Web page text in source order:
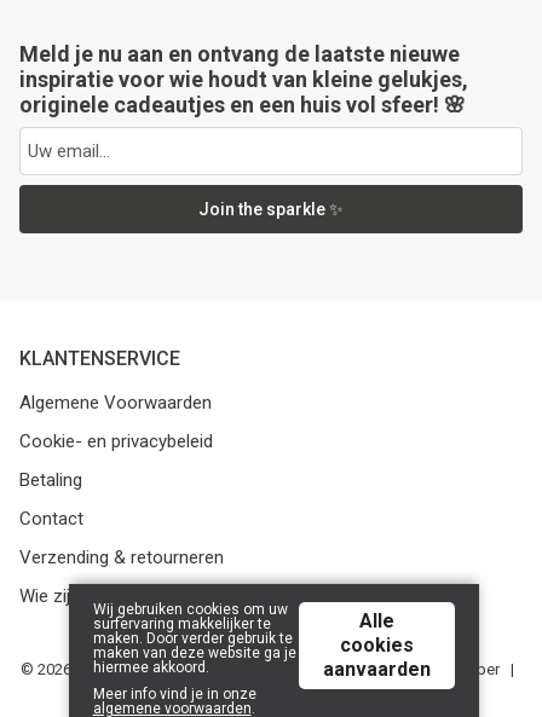
Meld je nu aan en ontvang de laatste nieuwe
inspiratie voor wie houdt van kleine gelukjes,
originele cadeautjes en een huis vol sfeer! 🌸
Join the sparkle ✨
KLANTENSERVICE
Algemene Voorwaarden
Cookie- en privacybeleid
Betaling
Contact
Verzending & retourneren
Wie zijn we?
© 2026 Media Service bv - BE 0438 614 796 - RPR Gent, afdeling Ieper |
Powered by
Tilroy.
Wij gebruiken cookies om uw
surfervaring makkelijker te
maken. Door verder gebruik te
maken van deze website ga je
hiermee akkoord.
Meer info vind je in onze
algemene voorwaarden.
Alle
cookies
aanvaarden